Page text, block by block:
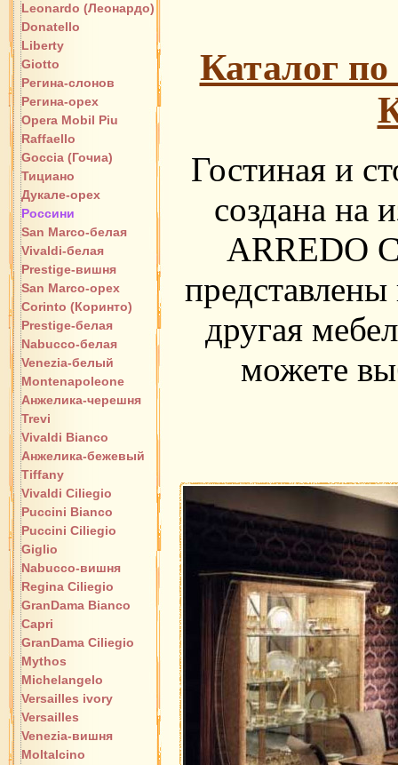
Leonardo (Леонардо)
Donatello
Liberty
Giotto
Регина-слонов
Регина-орех
Opera Mobil Piu
Raffaello
Goccia (Гочиа)
Тициано
Дукале-орех
Россини
San Marco-белая
Vivaldi-белая
Prestige-вишня
San Marco-орех
Corinto (Коринто)
Prestige-белая
Nabucco-белая
Venezia-белый
Montenapoleone
Анжелика-черешня
Trevi
Vivaldi Bianco
Анжелика-бежевый
Tiffany
Vivaldi Ciliegio
Puccini Bianco
Puccini Ciliegio
Giglio
Nabucco-вишня
Regina Ciliegio
GranDama Bianco
Capri
GranDama Ciliegio
Mythos
Michelangelo
Versailles ivory
Versailles
Venezia-вишня
Moltalcino
Каталог
Гостиная и
создана на
ARREDO
другая
можете